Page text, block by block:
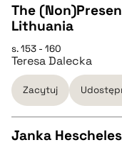
BIBTEX
pobierz cytat
pobierz cytat
BIBTEX
The
Lithuania
s. 153 - 160
Teresa Dalecka
Zacytuj
Janka